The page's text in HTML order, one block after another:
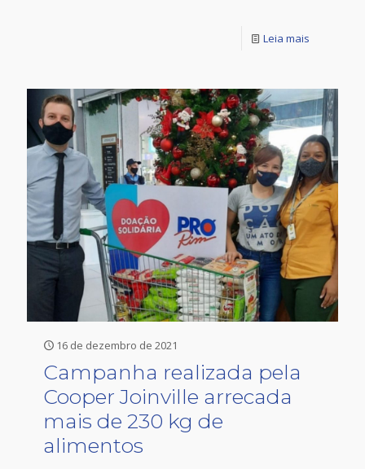
Leia mais
16 de dezembro de 2021
Campanha realizada pela
Cooper Joinville arrecada
mais de 230 kg de
alimentos